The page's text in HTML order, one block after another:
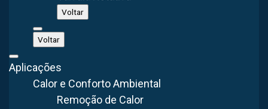
Voltar
Voltar
Aplicações
Calor e Conforto Ambiental
Remoção de Calor
Qual Funcionamento do Exaustor Móvel?
Quais Benefícios para os trabalhadores?
Qual a Função do Exaustor Móvel?